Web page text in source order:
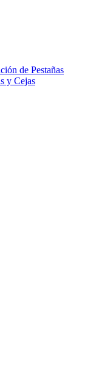
de Pestañas
y Cejas